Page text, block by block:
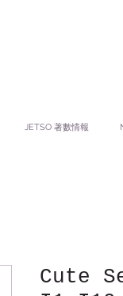
JETSO 著數情報
Cute